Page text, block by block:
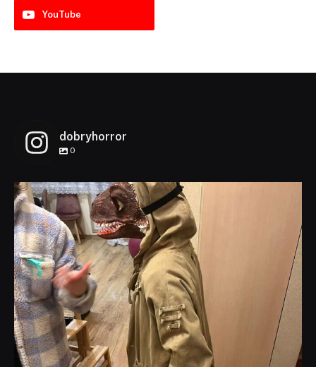
YouTube
dobryhorror
0
dobryhorror
Lis 1